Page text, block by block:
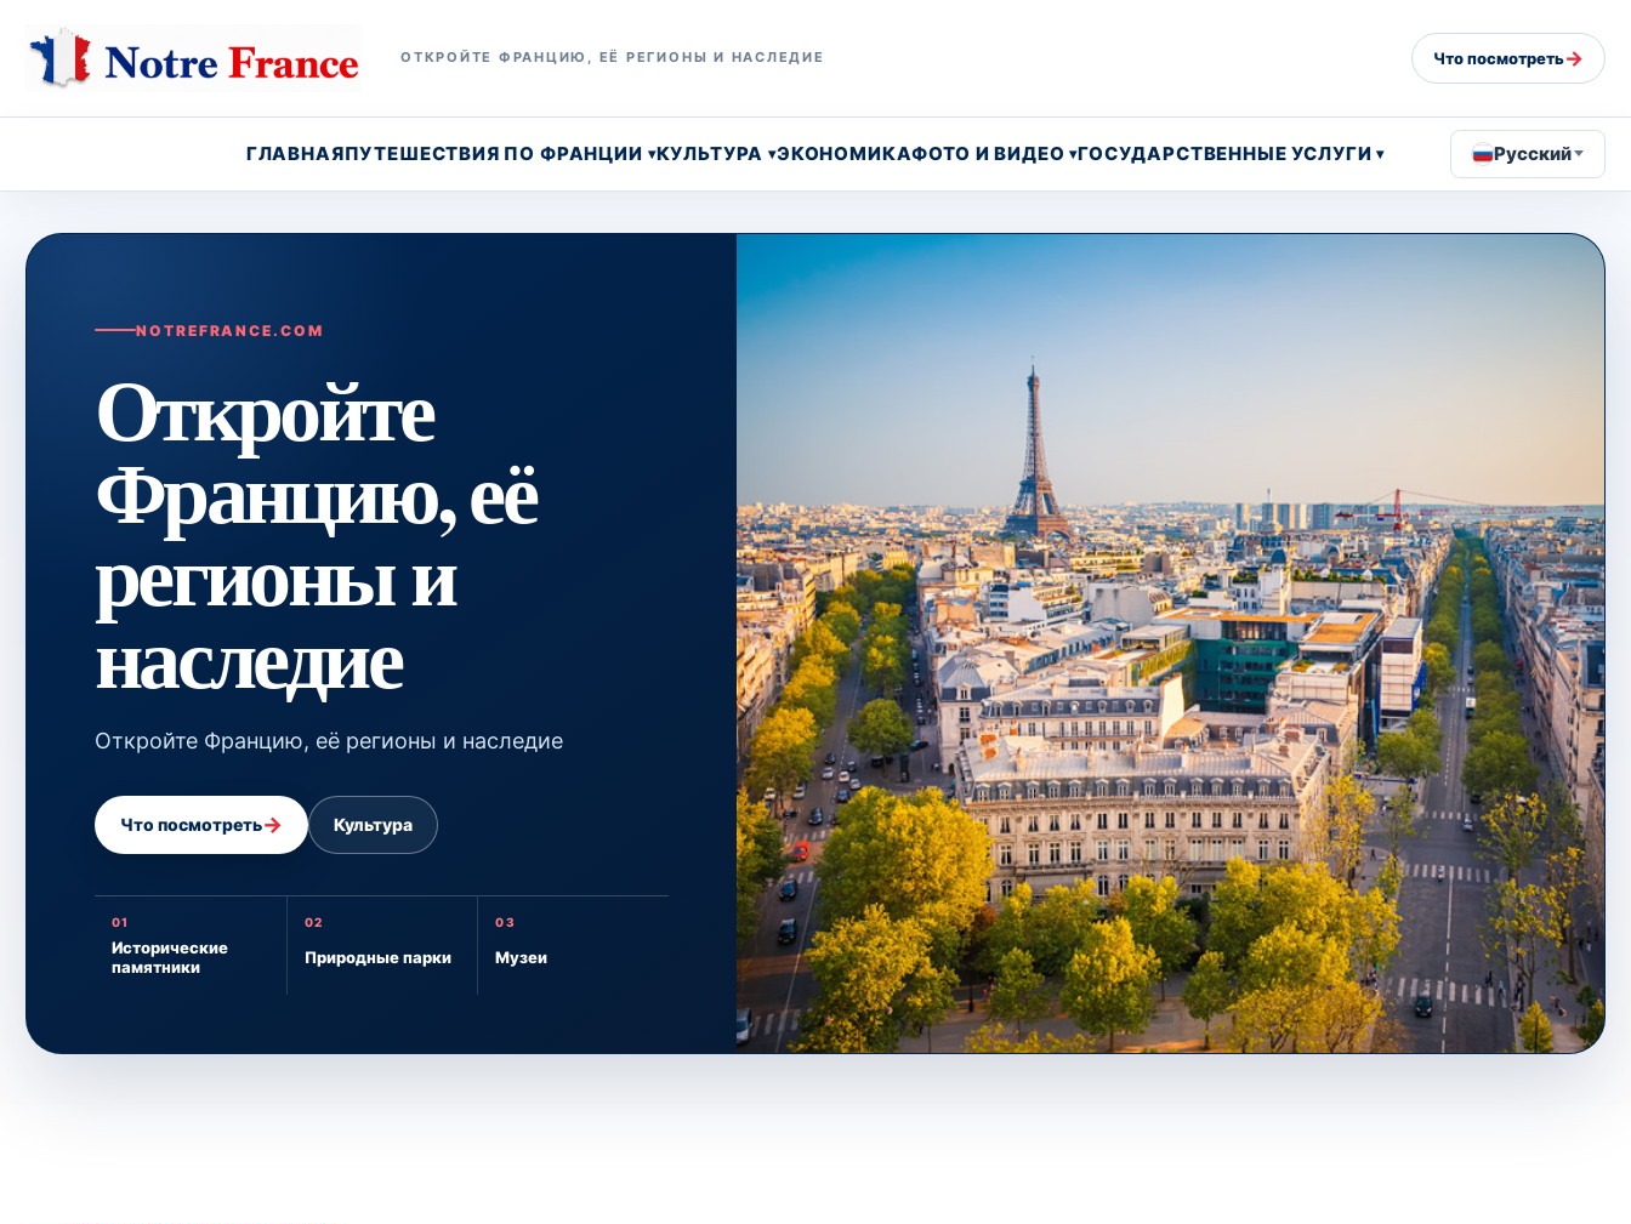
ОТКРОЙТЕ ФРАНЦИЮ, ЕЁ РЕГИОНЫ И НАСЛЕДИЕ Что посмотреть→
ГЛАВНАЯПУТЕШЕСТВИЯ ПО ФРАНЦИИ КУЛЬТУРА ЭКОНОМИКАФОТО И ВИДЕО ГОСУДАРСТВЕННЫЕ УСЛУГИ Русский
NOTREFRANCE.COM
Откройте
Францию, её
регионы и
наследие
Откройте Францию, её регионы и наследие
Что посмотреть→ Культура
01
Исторические
памятники
02
Природные парки
03
Музеи